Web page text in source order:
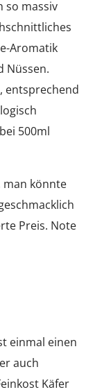
so massiv
Aromatik
Nüssen.
entsprechend
500ml
man könnte
Preis. Note
einmal einen
auch
Käfer